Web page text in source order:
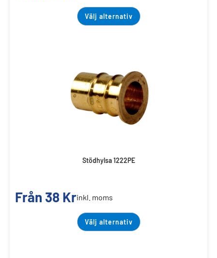
Välj alternativ
Stödhylsa 1222PE
Från 38 Krinkl. moms
Välj alternativ